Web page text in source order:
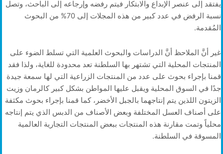
يفتقد إلى عنصر الإبداع والابتكار فيتم رفضه وإرجاعه إلى الباحث، وتصل
نسبة الرفض في عدد كبير من هذه المجلات إلى 70% من البحوث
المُقدمة.
غير أنَّ الملاحظ أنَّ الدراسات والبحوث العلمية التي تسلط الضوء على
المنتجات المحلية التي تشتهر بها السلطنة تعد محدودة للغاية، ولذا فقد
قمنا بإجراء بحوث على عدد من المنتجات الزراعية التي لها سمعة جيدة
جدًا في السوق المحلية ويقبل عليها المواطن بشكل كبير كالرمان وزيت
الزيتون اللذين يتم إنتاجهما بالجبل الأخضر، كما قمنا بإجراء بحوث مكثفة
على أصناف العسل المختلفة وبعض الأصناف من الدبس الذي يتم إنتاجه
محلياً وتمت مقارنة هذه المنتجات ببعض المنتجات التجارية العالمية
المسوقة في السلطنة.